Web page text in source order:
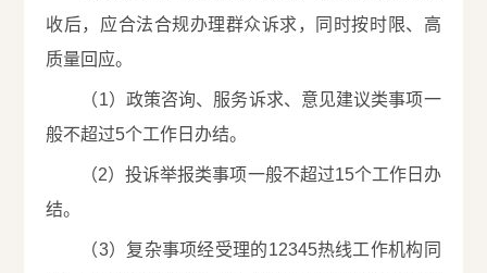
收后，应合法合规办理群众诉求，同时按时限、高
质量回应。
（1）政策咨询、服务诉求、意见建议类事项一
般不超过5个工作日办结。
（2）投诉举报类事项一般不超过15个工作日办
结。
（3）复杂事项经受理的12345热线工作机构同